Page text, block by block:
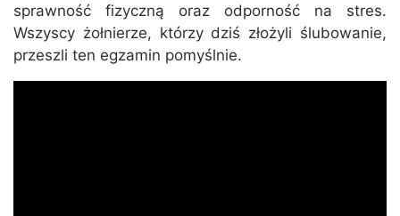
sprawność fizyczną oraz odporność na stres.
Wszyscy żołnierze, którzy dziś złożyli ślubowanie,
przeszli ten egzamin pomyślnie.